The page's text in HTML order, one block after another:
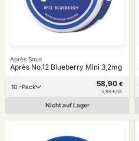
Après Snus
Après No.12 Blueberry Mini 3,2mg
10 -Pack 58,90 €
5,89 €/St.
Nicht auf Lager